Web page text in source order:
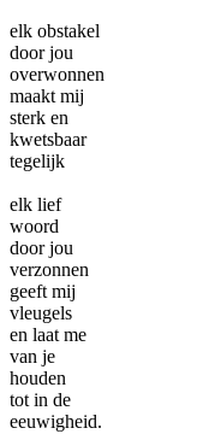
elk obstakel
door jou
overwonnen
maakt mij
sterk en
kwetsbaar
tegelijk
elk lief
woord
door jou
verzonnen
geeft mij
vleugels
en laat me
van je
houden
tot in de
eeuwigheid.